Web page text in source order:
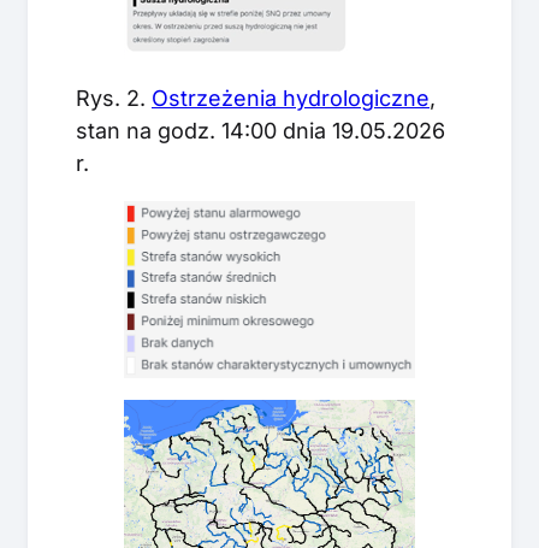
Rys. 2. Ostrzeżenia hydrologiczne,
stan na godz. 14:00 dnia 19.05.2026
r.